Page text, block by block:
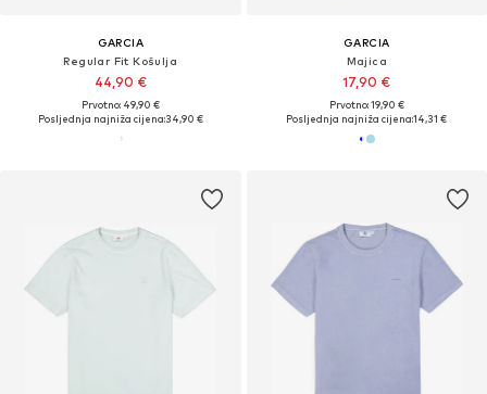
GARCIA
Regular Fit Košulja
44,90 €
Prvotno: 49,90 €
Posljednja najniža cijena:34,90 €
GARCIA
Majica
17,90 €
Prvotno: 19,90 €
Posljednja najniža cijena:14,31 €